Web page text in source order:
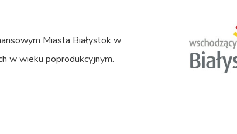
Miasta Białystok w
w wieku poprodukcyjnym.